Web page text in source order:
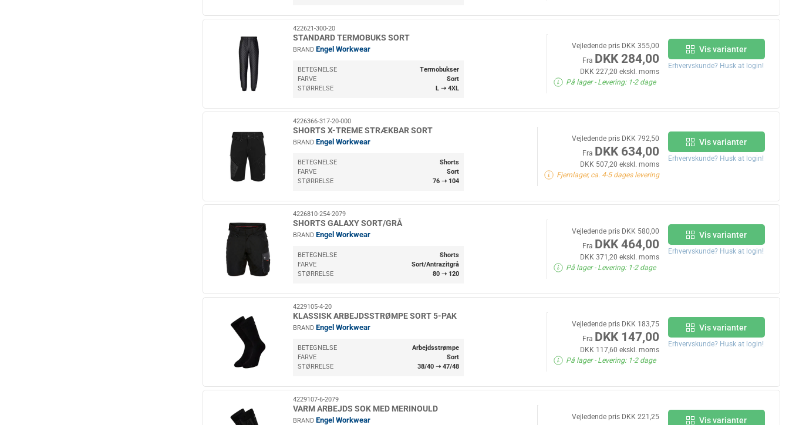
422621-300-20
STANDARD TERMOBUKS SORT
BRAND Engel Workwear
BETEGNELSE
Termobukser
FARVE
Sort
STØRRELSE
L ➝ 4XL
Vejledende pris DKK 355,00
Fra DKK 284,00
DKK 227,20 ekskl. moms
På lager- Levering: 1-2 dage
Vis varianter
Erhvervskunde? Husk at login!
4226366-317-20-000
SHORTS X-TREME STRÆKBAR SORT
BRAND Engel Workwear
BETEGNELSE
Shorts
FARVE
Sort
STØRRELSE
76 ➝ 104
Vejledende pris DKK 792,50
Fra DKK 634,00
DKK 507,20 ekskl. moms
Fjernlager, ca. 4-5 dages levering
Vis varianter
Erhvervskunde? Husk at login!
4226810-254-2079
SHORTS GALAXY SORT/GRÅ
BRAND Engel Workwear
BETEGNELSE
Shorts
FARVE
Sort/Antrazitgrå
STØRRELSE
80 ➝ 120
Vejledende pris DKK 580,00
Fra DKK 464,00
DKK 371,20 ekskl. moms
På lager- Levering: 1-2 dage
Vis varianter
Erhvervskunde? Husk at login!
4229105-4-20
KLASSISK ARBEJDSSTRØMPE SORT 5-PAK
BRAND Engel Workwear
BETEGNELSE
Arbejdsstrømpe
FARVE
Sort
STØRRELSE
38/40 ➝ 47/48
Vejledende pris DKK 183,75
Fra DKK 147,00
DKK 117,60 ekskl. moms
På lager- Levering: 1-2 dage
Vis varianter
Erhvervskunde? Husk at login!
4229107-6-2079
VARM ARBEJDS SOK MED MERINOULD
BRAND Engel Workwear
Vejledende pris DKK 221,25
Vis varianter